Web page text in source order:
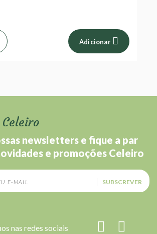
Adicionar
newsletters e fique a par
e promoções Celeiro
SUBSCREVER
nas redes sociais